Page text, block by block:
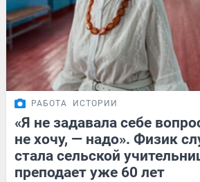
РАБОТА ИСТОРИИ
«Я не задавала себе
не хочу, — надо». Физик
стала сельской
преподает уже 60 лет